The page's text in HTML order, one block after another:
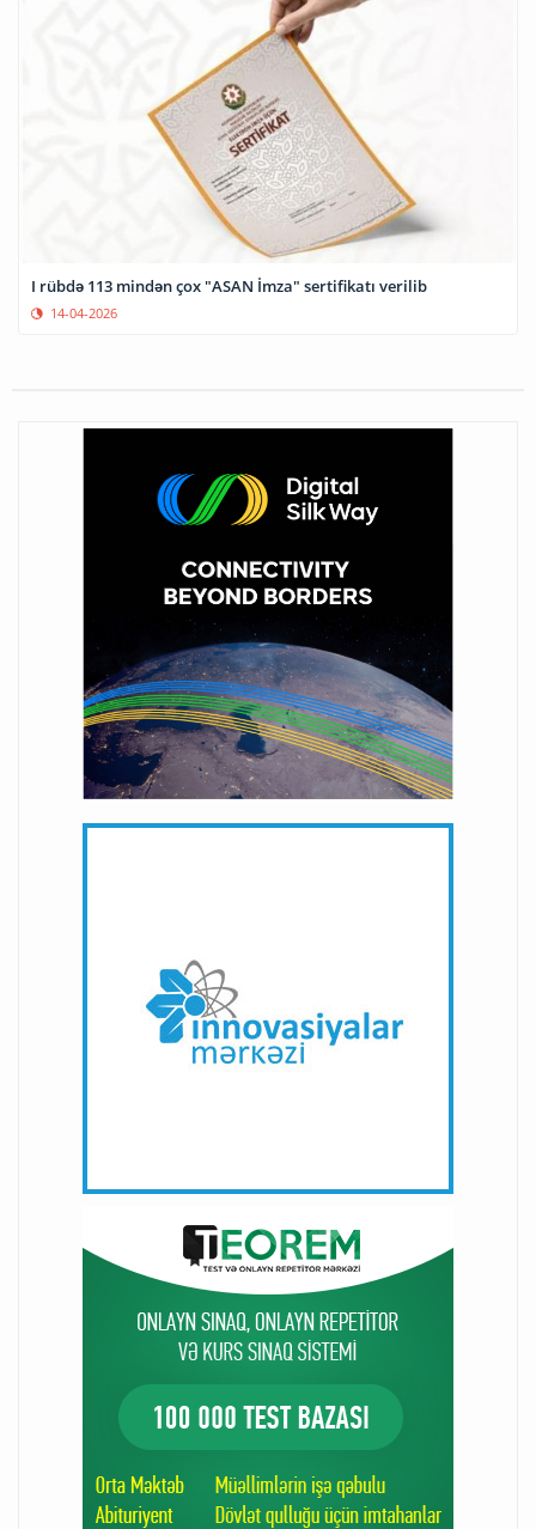
I rübdə 113 mindən çox "ASAN İmza" sertifikatı verilib
14-04-2026